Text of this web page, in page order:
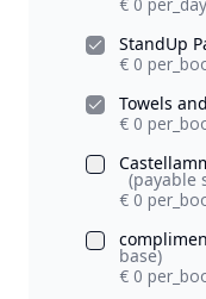
StandUp
€ 0
Towels
€ 0
(payable
€ 0
base)
€ 0